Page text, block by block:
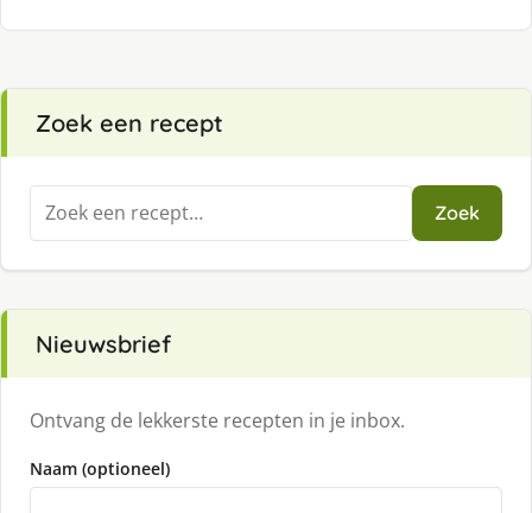
Zoek een recept
Zoeken
naar:
Zoek
Nieuwsbrief
Ontvang de lekkerste recepten in je inbox.
Naam (optioneel)